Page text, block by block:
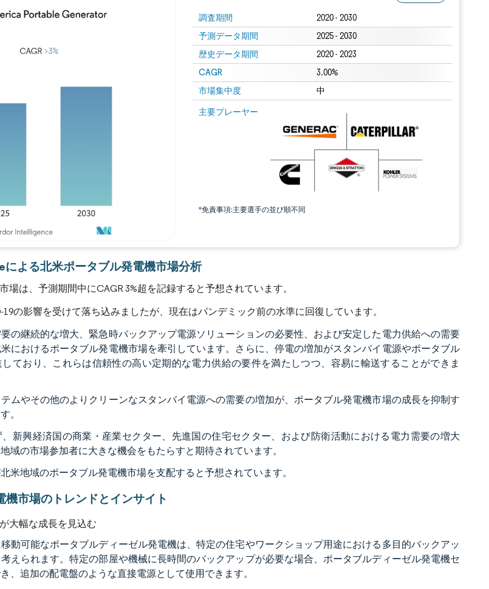
調査期間 2020 - 2030
予測データ期間 2025 - 2030
歴史データ期間 2020 - 2023
CAGR 3.00%
市場集中度 中
主要プレーヤー
*免責事項:主要選手の並び順不同
よる北米ポータブル発電機市場分析
場は、予測期間中にCAGR 3%超を記録すると予想されています。
19の影響を受けて落ち込みましたが、現在はパンデミック前の水準に回復しています。
の継続的な増大、緊急時バックアップ電源ソリューションの必要性、および安定した電力供給への需要
におけるポータブル発電機市場を牽引しています。さらに、停電の増加がスタンバイ電源やポータブル
ており、これらは信頼性の高い定期的な電力供給の要件を満たしつつ、容易に輸送することができま
ムやその他のよりクリーンなスタンバイ電源への需要の増加が、ポータブル発電機市場の成長を抑制す
。
新興経済国の商業・産業セクター、先進国の住宅セクター、および防衛活動における電力需要の増大
域の市場参加者に大きな機会をもたらすと期待されています。
米地域のポータブル発電機市場を支配すると予想されています。
機市場のトレンドとインサイト
大幅な成長を見込む
動可能なポータブルディーゼル発電機は、特定の住宅やワークショップ用途における多目的バックアッ
えられます。特定の部屋や機械に長時間のバックアップが必要な場合、ポータブルディーゼル発電機セ
、追加の配電盤のような直接電源として使用できます。